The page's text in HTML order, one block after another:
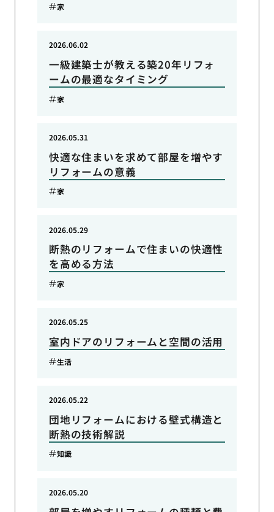
家
一級建築士が教える築20年リフォ
ームの最適なタイミング
2026.06.02
家
快適な住まいを求めて部屋を増やす
リフォームの意義
2026.05.31
家
断熱のリフォームで住まいの快適性
を高める方法
2026.05.29
家
室内ドアのリフォームと空間の活用
2026.05.25
生活
団地リフォームにおける壁式構造と
断熱の技術解説
2026.05.22
知識
2026.05.20